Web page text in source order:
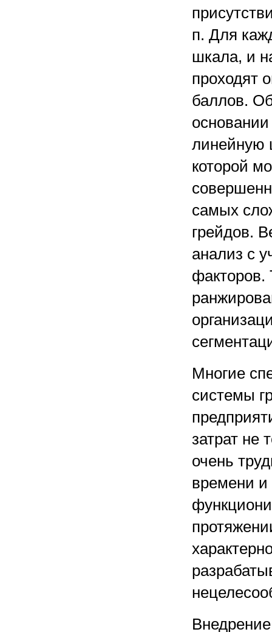
п. Для
шкала, и
проходят
баллов.
линейную
которой
самых
грейдов.
анализ с
факторов.
Многие
системы
затрат не
очень
времени и